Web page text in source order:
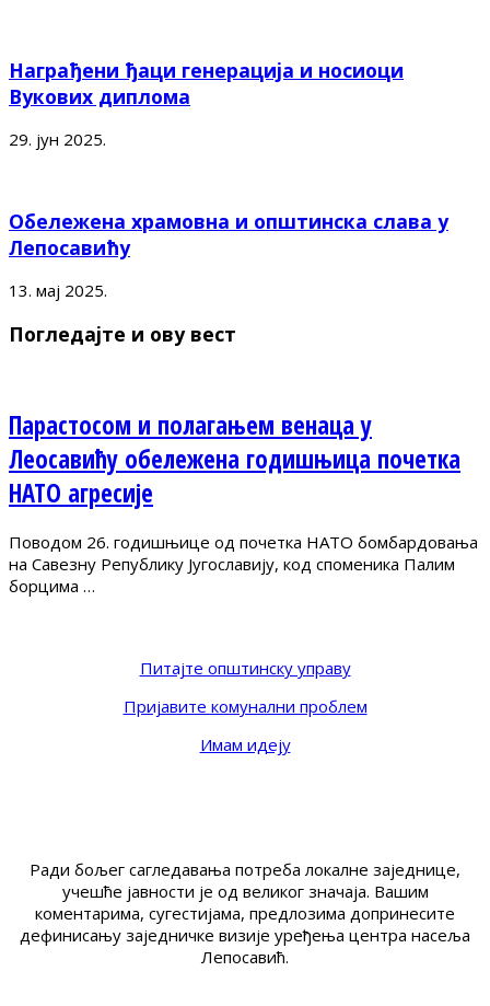
Награђени ђаци генерација и носиоци
Вукових диплома
29. јун 2025.
Обележена храмовна и општинска слава у
Лепосавићу
13. мај 2025.
Погледајте и ову вест
Парастосом и полагањем венаца у
Леосавићу обележена годишњица почетка
НАТО агресије
Поводом 26. годишњице од почетка НАТО бомбардовања
на Савезну Републику Југославију, код споменика Палим
борцима …
Питајте општинску управу
Пријавите комунални проблем
Имам идеју
Ради бољег сагледавања потреба локалне заједнице,
учешће јавности је од великог значаја. Вашим
коментарима, сугестијама, предлозима допринесите
дефинисању заједничке визије уређења центра насеља
Лепосавић.